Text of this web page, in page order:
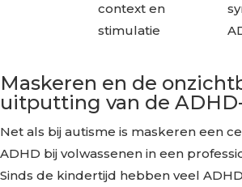
context en
stimulatie
Maskeren en de
uitputting van de
Net als bij autisme is maskeren een
ADHD bij volwassenen in een
Sinds de kindertijd hebben veel